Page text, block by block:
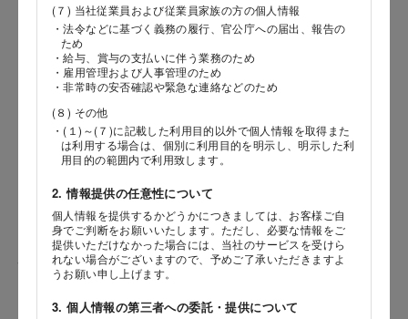
(７) 当社従業員および従業員家族の方の個人情報
・法令などに基づく義務の履行、官公庁への届出、報告の
ため
・給与、賞与の支払いに伴う業務のため
・雇用管理および人事管理のため
・非常時の安否確認や緊急な連絡などのため
(８) その他
・(１)～(７)に記載した利用目的以外で個人情報を取得また
は利用する場合は、個別に利用目的を明示し、明示した利
用目的の範囲内で利用致します。
2. 情報提供の任意性について
個人情報を提供するかどうかにつきましては、お客様ご自
身でご判断をお願いいたします。ただし、必要な情報をご
提供いただけなかった場合には、当社のサービスを受けら
れない場合がございますので、予めご了承いただきますよ
うお願い申し上げます。
3. 個人情報の第三者への委託・提供について
市区郡